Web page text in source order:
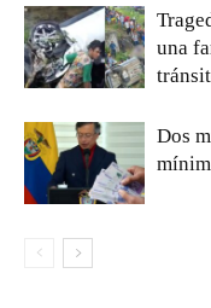
una
Dos